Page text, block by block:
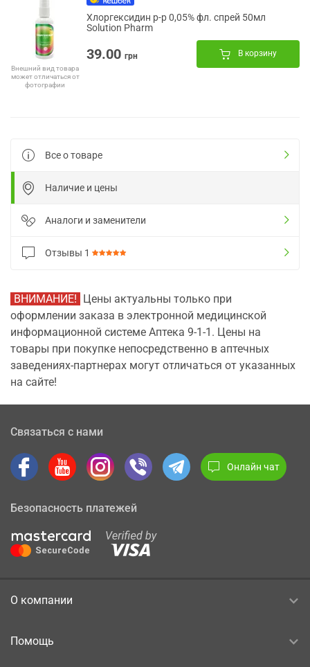
Внешний вид товара
может отличаться от
фотографии
Хлоргексидин р-р 0,05% фл. спрей 50мл
Solution Pharm
39.00 грн В корзину
Все о товаре
Наличие и цены
Аналоги и заменители
Отзывы 1
ВНИМАНИЕ! Цены актуальны только при
оформлении заказа в электронной медицинской
информационной системе Аптека 9-1-1. Цены на
товары при покупке непосредственно в аптечных
заведениях-партнерах могут отличаться от указанных
на сайте!
Связаться с нами
Онлайн чат
Безопасность платежей
О компании
Помощь